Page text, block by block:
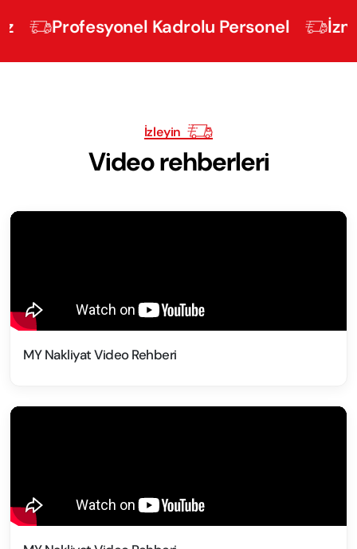
Profesyonel Kadrolu Personel İzmir
İzleyin
Video rehberleri
MY Nakliyat Video Rehberi